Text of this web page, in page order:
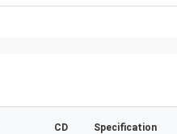
CD Specification